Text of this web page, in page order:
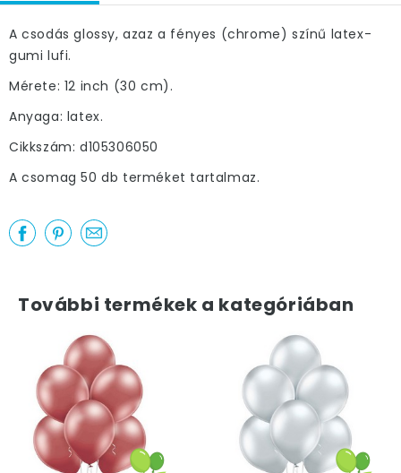
A csodás glossy, azaz a fényes (chrome) színű latex-
gumi lufi.
Mérete: 12 inch (30 cm).
Anyaga: latex.
Cikkszám: d105306050
A csomag 50 db terméket tartalmaz.
További termékek a kategóriában